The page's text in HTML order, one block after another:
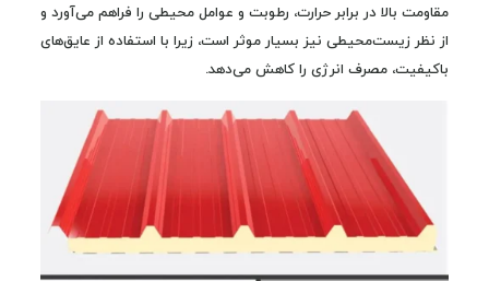
مقاومت بالا در برابر حرارت، رطوبت و عوامل محیطی را فراهم می‌آورد و
از نظر زیست‌محیطی نیز بسیار موثر است، زیرا با استفاده از عایق‌های
باکیفیت، مصرف انرژی را کاهش می‌دهد.